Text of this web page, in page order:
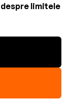
limitele